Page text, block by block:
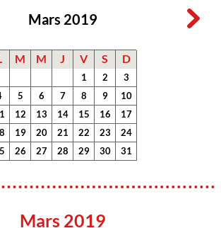
Mars 2019
M M J V S D
1 2
3
5 6 7 8 9
10
12 13 14 15 16
17
19 20 21 22 23
24
26 27 28 29 30 31
Mars 2019